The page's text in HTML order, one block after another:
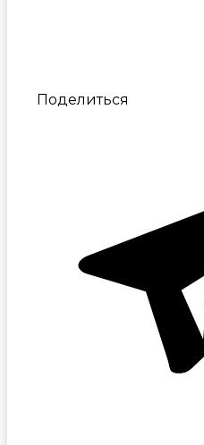
Поделиться